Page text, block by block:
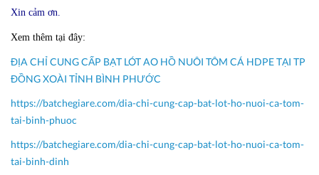
Xin cảm ơn.
Xem thêm tại đây:
ĐỊA CHỈ CUNG CẤP BẠT LÓT AO HỒ NUÔI TÔM CÁ HDPE TẠI TP
ĐỒNG XOÀI TỈNH BÌNH PHƯỚC
https://batchegiare.com/dia-chi-cung-cap-bat-lot-ho-nuoi-ca-tom-
tai-binh-phuoc
https://batchegiare.com/dia-chi-cung-cap-bat-lot-ho-nuoi-ca-tom-
tai-binh-dinh